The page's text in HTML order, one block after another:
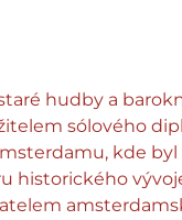
hudby a
sólového
kde byl
historického